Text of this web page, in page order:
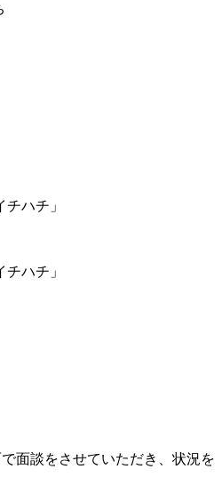
ハチ」
ハチ」
面談をさせていただき
状況を